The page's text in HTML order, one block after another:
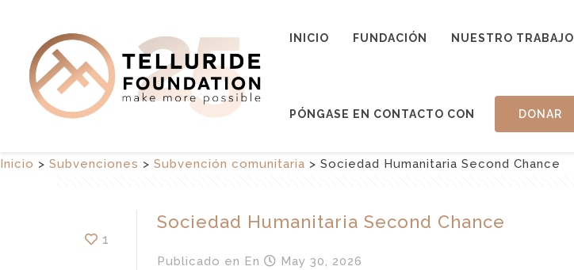
INICIO FUNDACIÓN NUESTRO TRABAJO
PÓNGASE EN CONTACTO CON DONAR
Inicio > Subvenciones > Subvención comunitaria > Sociedad Humanitaria Second Chance
1
Sociedad Humanitaria Second Chance
Publicado en En May 30, 2026